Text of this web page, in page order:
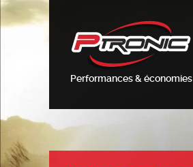
Performances & économies